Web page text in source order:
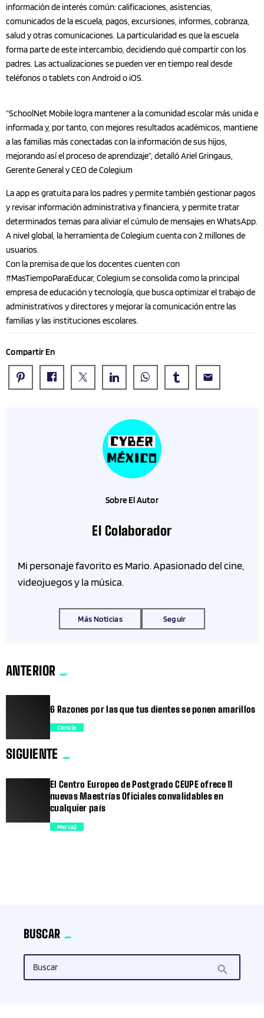
información de interés común: calificaciones, asistencias,
comunicados de la escuela, pagos, excursiones, informes, cobranza,
salud y otras comunicaciones. La particularidad es que la escuela
forma parte de este intercambio, decidiendo qué compartir con los
padres. Las actualizaciones se pueden ver en tiempo real desde
teléfonos o tablets con Android o iOS.
“SchoolNet Mobile logra mantener a la comunidad escolar más unida e
informada y, por tanto, con mejores resultados académicos, mantiene
a las familias más conectadas con la información de sus hijos,
mejorando así el proceso de aprendizaje”, detalló Ariel Gringaus,
Gerente General y CEO de Colegium
La app es gratuita para los padres y permite también gestionar pagos
y revisar información administrativa y financiera, y permite tratar
determinados temas para aliviar el cúmulo de mensajes en WhatsApp.
A nivel global, la herramienta de Colegium cuenta con 2 millones de
usuarios.
Con la premisa de que los docentes cuenten con
#MasTiempoParaEducar, Colegium se consolida como la principal
empresa de educación y tecnología, que busca optimizar el trabajo de
administrativos y directores y mejorar la comunicación entre las
familias y las instituciones escolares.
Compartir En
email
Sobre El Autor
El Colaborador
Mi personaje favorito es Mario. Apasionado del cine,
videojuegos y la música.
Más Noticias Seguir
ANTERIOR
trending_flat
6 Razones por las que tus dientes se ponen amarillos
Ciencia
SIGUIENTE
El Centro Europeo de Postgrado CEUPE ofrece 11
nuevas Maestrías Oficiales convalidables en
cualquier país
Merca2
BUSCAR
Buscar search